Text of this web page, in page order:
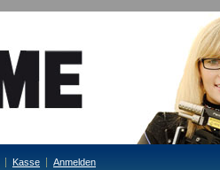
Kasse Anmelden